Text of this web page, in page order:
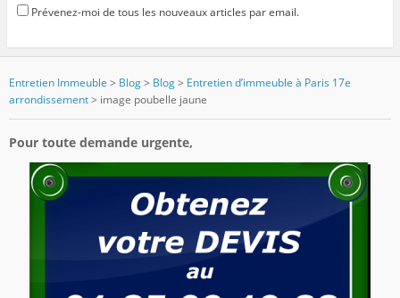
Prévenez-moi de tous les nouveaux articles par email.
Entretien Immeuble > Blog> Blog> Entretien d’immeuble à Paris 17e
arrondissement> image poubelle jaune
Pour toute demande urgente,